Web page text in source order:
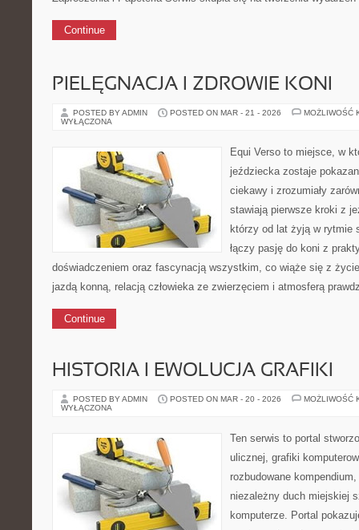
Continue
PIELĘGNACJA I ZDROWIE KONI
POSTED BY ADMIN POSTED ON MAR - 21 - 2026
MOŻLIWOŚĆ
WYŁĄCZONA
Equi Verso to miejsce, w
jeździecka zostaje
ciekawy i zrozumiały
stawiają pierwsze kroki z
którzy od lat żyją w rytmie
łączy pasję do koni z
doświadczeniem oraz fascynacją wszystkim, co wiąże się z
jazdą konną, relacją człowieka ze zwierzęciem i atmosferą
Continue
HISTORIA I EWOLUCJA GRAFIKI
POSTED BY ADMIN POSTED ON MAR - 20 - 2026
MOŻLIWOŚĆ
WYŁĄCZONA
Ten serwis to portal
ulicznej, grafiki
rozbudowane
niezależny duch miejskiej
komputerze. Portal